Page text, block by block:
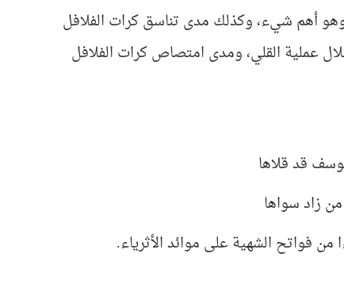
أهم شيء، وكذلك مدى تناسق كرات الفلافل
عملية القلي، ومدى امتصاص كرات الفلافل
قد قلاها
زاد سواها
فواتح الشهية على موائد الأثرياء.